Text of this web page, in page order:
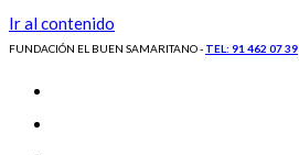
Ir al contenido
FUNDACIÓN EL BUEN SAMARITANO - TEL: 91 462 07 39